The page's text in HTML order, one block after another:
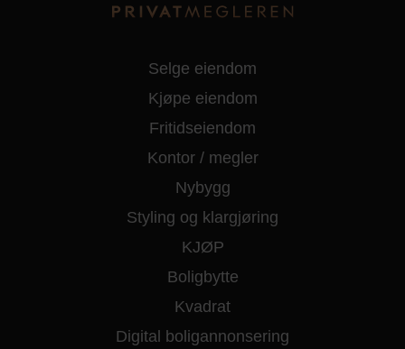
Selge eiendom
Kjøpe eiendom
Fritidseiendom
Kontor / megler
Nybygg
Styling og klargjøring
KJØP
Boligbytte
Kvadrat
Digital boligannonsering